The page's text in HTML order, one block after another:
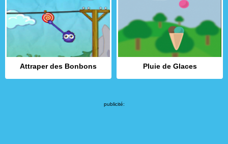
Attraper des Bonbons Pluie de Glaces
publicité: